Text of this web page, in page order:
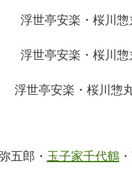
浮世亭安楽・桜川惣
浮世亭安楽・桜川惣
浮世亭安楽・桜川惣
五郎・ 玉子家千代鶴